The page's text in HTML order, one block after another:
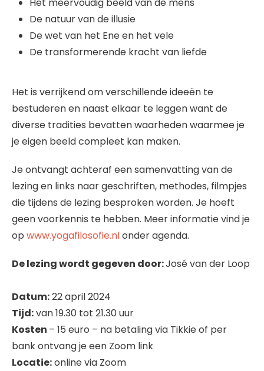
De natuur van de illusie
De wet van het Ene en het vele
De transformerende kracht van liefde
Het is verrijkend om verschillende ideeën te
bestuderen en naast elkaar te leggen want de
diverse tradities bevatten waarheden waarmee je
je eigen beeld compleet kan maken.
Je ontvangt achteraf een samenvatting van de
lezing en links naar geschriften, methodes, filmpjes
die tijdens de lezing besproken worden. Je hoeft
geen voorkennis te hebben. Meer informatie vind je
op www.yogafilosofie.nlonder agenda.
De lezing wordt gegeven door:José van der Loop
Datum:22 april 2024
Tijd:van 19.30 tot 21.30 uur
Kosten – 15 euro – na betaling via Tikkie of per
bank ontvang je een Zoom link
Locatie:online via Zoom